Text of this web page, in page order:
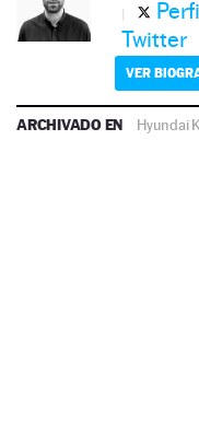
Twitter
VER
ARCHIVADO EN Hyundai